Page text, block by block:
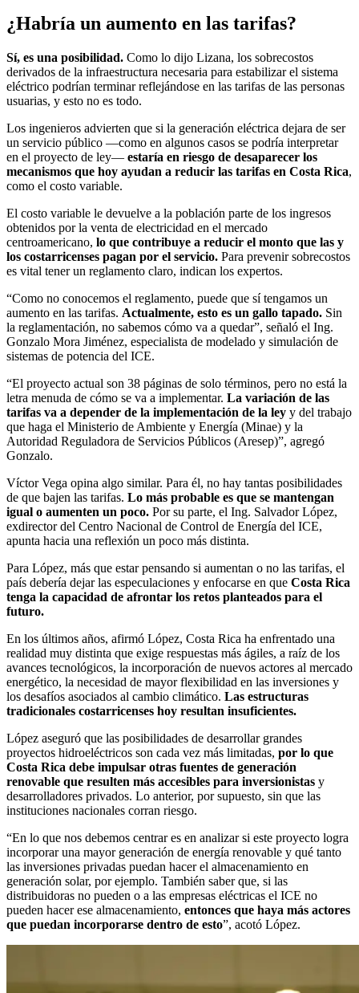
¿Habría un aumento en las tarifas?
Sí, es una posibilidad. Como lo dijo Lizana, los sobrecostos
derivados de la infraestructura necesaria para estabilizar el sistema
eléctrico podrían terminar reflejándose en las tarifas de las personas
usuarias, y esto no es todo.
Los ingenieros advierten que si la generación eléctrica dejara de ser
un servicio público —como en algunos casos se podría interpretar
en el proyecto de ley— estaría en riesgo de desaparecer los
mecanismos que hoy ayudan a reducir las tarifas en Costa Rica,
como el costo variable.
El costo variable le devuelve a la población parte de los ingresos
obtenidos por la venta de electricidad en el mercado
centroamericano, lo que contribuye a reducir el monto que las y
los costarricenses pagan por el servicio. Para prevenir sobrecostos
es vital tener un reglamento claro, indican los expertos.
“Como no conocemos el reglamento, puede que sí tengamos un
aumento en las tarifas. Actualmente, esto es un gallo tapado. Sin
la reglamentación, no sabemos cómo va a quedar”, señaló el Ing.
Gonzalo Mora Jiménez, especialista de modelado y simulación de
sistemas de potencia del ICE.
“El proyecto actual son 38 páginas de solo términos, pero no está la
letra menuda de cómo se va a implementar. La variación de las
tarifas va a depender de la implementación de la ley y del trabajo
que haga el Ministerio de Ambiente y Energía (Minae) y la
Autoridad Reguladora de Servicios Públicos (Aresep)”, agregó
Gonzalo.
Víctor Vega opina algo similar. Para él, no hay tantas posibilidades
de que bajen las tarifas. Lo más probable es que se mantengan
igual o aumenten un poco. Por su parte, el Ing. Salvador López,
exdirector del Centro Nacional de Control de Energía del ICE,
apunta hacia una reflexión un poco más distinta.
Para López, más que estar pensando si aumentan o no las tarifas, el
país debería dejar las especulaciones y enfocarse en que Costa Rica
tenga la capacidad de afrontar los retos planteados para el
futuro.
En los últimos años, afirmó López, Costa Rica ha enfrentado una
realidad muy distinta que exige respuestas más ágiles, a raíz de los
avances tecnológicos, la incorporación de nuevos actores al mercado
energético, la necesidad de mayor flexibilidad en las inversiones y
los desafíos asociados al cambio climático. Las estructuras
tradicionales costarricenses hoy resultan insuficientes.
López aseguró que las posibilidades de desarrollar grandes
proyectos hidroeléctricos son cada vez más limitadas, por lo que
Costa Rica debe impulsar otras fuentes de generación
renovable que resulten más accesibles para inversionistas y
desarrolladores privados. Lo anterior, por supuesto, sin que las
instituciones nacionales corran riesgo.
“En lo que nos debemos centrar es en analizar si este proyecto logra
incorporar una mayor generación de energía renovable y qué tanto
las inversiones privadas puedan hacer el almacenamiento en
generación solar, por ejemplo. También saber que, si las
distribuidoras no pueden o a las empresas eléctricas el ICE no
pueden hacer ese almacenamiento, entonces que haya más actores
que puedan incorporarse dentro de esto”, acotó López.